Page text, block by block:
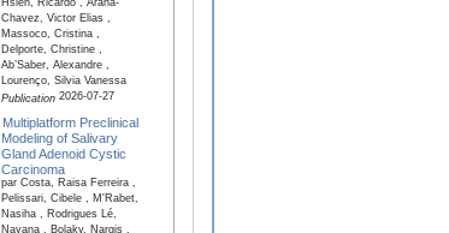
Hsieh, Ricardo , Arana-
Chavez, Victor Elias ,
Massoco, Cristina ,
Delporte, Christine ,
Ab’Saber, Alexandre ,
Lourenço, Silvia Vanessa
Publication2026-07-27
Multiplatform Preclinical
Modeling of Salivary
Gland Adenoid Cystic
Carcinoma
par Costa, Raisa Ferreira ,
Pelissari, Cibele , M'Rabet,
Nasiha , Rodrigues Lé,